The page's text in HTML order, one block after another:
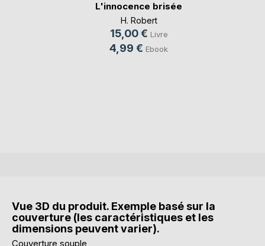
L'innocence brisée
H. Robert
15,00 € Livre
4,99 € Ebook
Vue 3D du produit. Exemple basé sur la
couverture (les caractéristiques et les
dimensions peuvent varier).
Couverture souple